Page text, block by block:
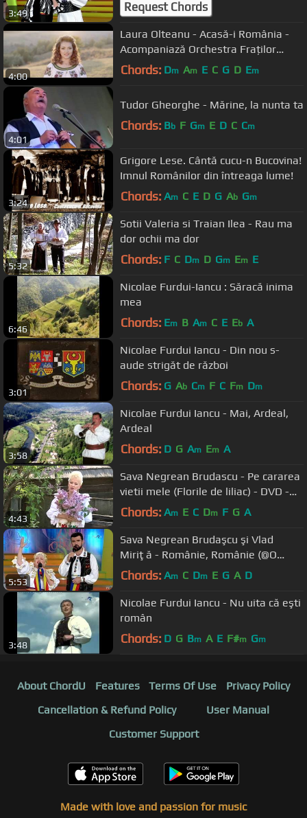
3:49 Request Chords
4:00
Laura Olteanu - Acasă-i România -
Acompaniază Orchestra Fraților
Advahov
Chords: Dm Am E C G D Em
4:01
Tudor Gheorghe - Mărine, la nunta ta
Chords: Bb F Gm E D C Cm
3:24
Grigore Lese. Cântă cucu-n Bucovina!
Imnul Românilor din întreaga lume!
Chords: Am C E D G Ab Gm
5:32
Sotii Valeria si Traian Ilea - Rau ma
dor ochii ma dor
Chords: F C Dm D Gm Em E
6:46
Nicolae Furdui-Iancu : Săracă inima
mea
Chords: Em B Am C E Eb A
3:01
Nicolae Furdui Iancu - Din nou s-
aude strigăt de război
Chords: G Ab Cm F C Fm Dm
3:58
Nicolae Furdui Iancu - Mai, Ardeal,
Ardeal
Chords: D G Am Em A
4:43
Sava Negrean Brudascu - Pe cararea
vietii mele (Florile de liliac) - DVD -
Dorul meu si dragostea
Chords: Am E C Dm F G A
5:53
Sava Negrean Brudaşcu şi Vlad
Miriţă - Românie, Românie (@O
dată-n viaţă)
Chords: Am C Dm E G A D
3:48
Nicolae Furdui Iancu - Nu uita că eşti
român
Chords: D G Bm A E F#m Gm
About ChordU Features Terms Of Use
Privacy Policy
Cancellation & Refund Policy
User Manual
Customer Support
Made with love and passion for music